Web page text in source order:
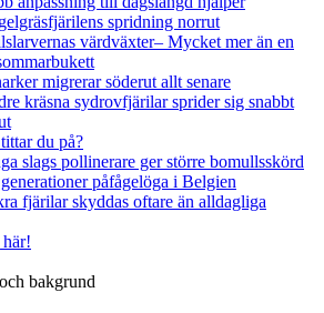
spridning norrut
värdväxter– Mycket mer än en
migrerar söderut allt senare
kräsna sydrovfjärilar sprider sig snabbt
du på?
slags pollinerare ger större bomullsskörd
påfågelöga i Belgien
fjärilar skyddas oftare än alldagliga
bakgrund